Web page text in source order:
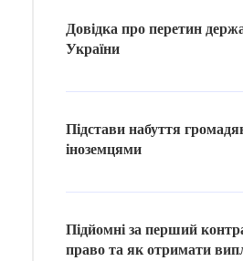
Довідка про перетин
України
Підстави набуття
іноземцями
Підйомні за перший
право та як отримати